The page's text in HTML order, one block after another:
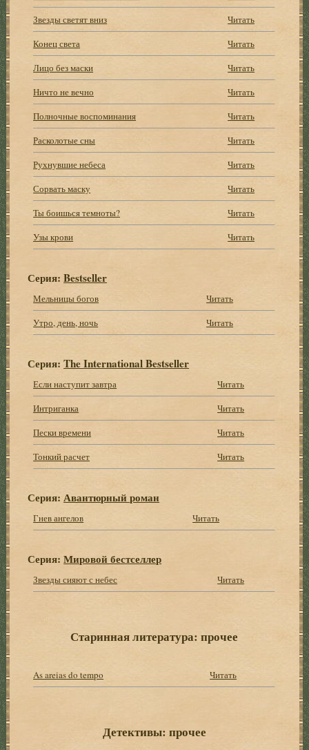
Звезды светят вниз
Читать
Конец света
Читать
Лицо без маски
Читать
Ничто не вечно
Читать
Полночные воспоминания
Читать
Расколотые сны
Читать
Рухнувшие небеса
Читать
Сорвать маску
Читать
Ты боишься темноты?
Читать
Узы крови
Читать
Серия:Bestseller
Мельницы богов
Читать
Утро, день, ночь
Читать
Серия:The International Bestseller
Если наступит завтра
Читать
Интриганка
Читать
Пески времени
Читать
Тонкий расчет
Читать
Серия:Авантюрный роман
Гнев ангелов Читать
Серия:Мировой бестселлер
Звезды сияют с небес Читать
Старинная литература: прочее
As areias do tempo Читать
Детективы: прочее